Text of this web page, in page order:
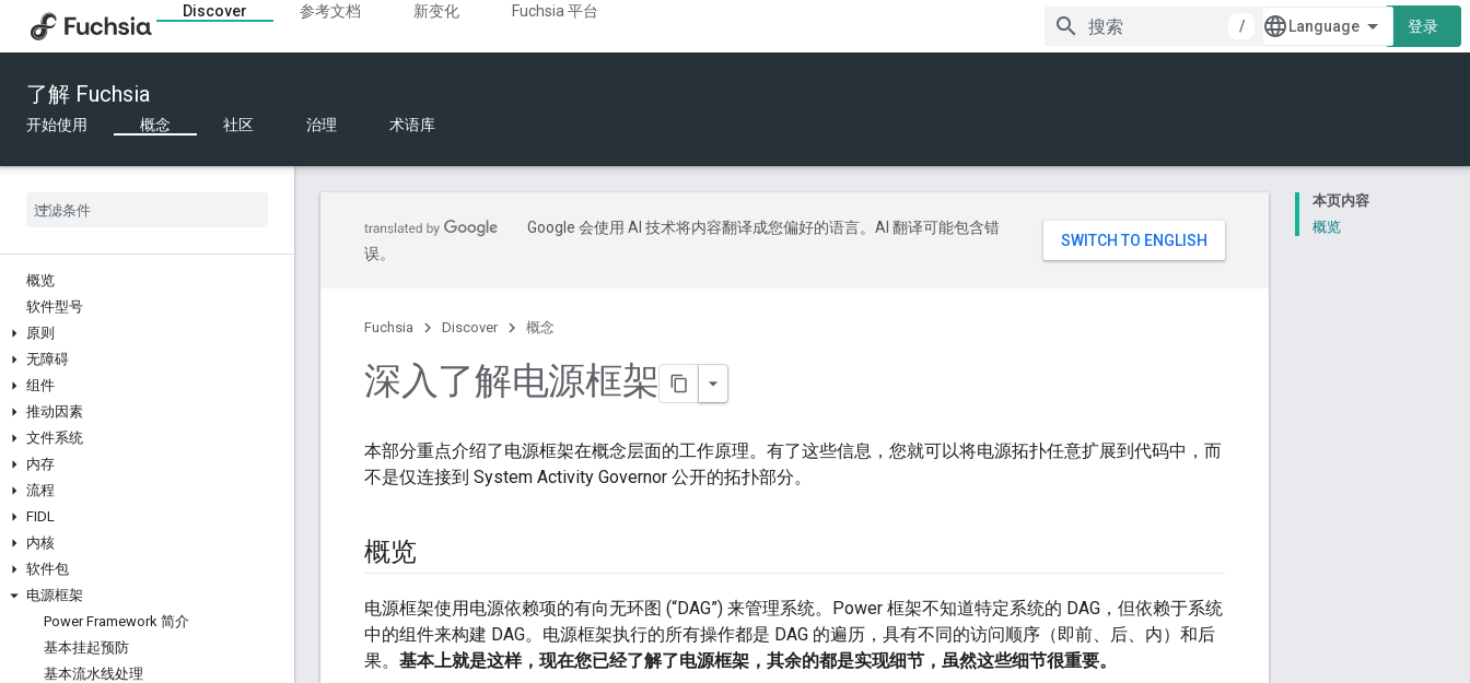
Discover 参考文档 新变化
Fuchsia 平台
/
登录
了解 Fuchsia
开始使用 概念 社区 治理 术语库
概览
软件型号
原则
无障碍
组件
推动因素
文件系统
内存
流程
FIDL
内核
软件包
电源框架
Power Framework 简介
基本挂起预防
基本流水线处理
本页内容
概览
Google 会使用 AI 技术将内容翻译成您偏好的语言。AI 翻译可能包含错
误。
Fuchsia Discover 概念
深入了解电源框架
本部分重点介绍了电源框架在概念层面的工作原理。有了这些信息，您就可以将电源拓扑任意扩展到代码中，而
不是仅连接到 System Activity Governor 公开的拓扑部分。
概览
电源框架使用电源依赖项的有向无环图 (“DAG”) 来管理系统。Power 框架不知道特定系统的 DAG，但依赖于系统
中的组件来构建 DAG。电源框架执行的所有操作都是 DAG 的遍历，具有不同的访问顺序（即前、后、内）和后
果。 基本上就是这样，现在您已经了解了电源框架，其余的都是实现细节，虽然这些细节很重要。